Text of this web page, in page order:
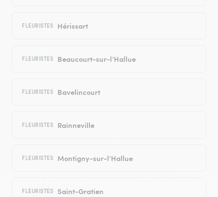
FLEURISTES Hérissart
FLEURISTES Beaucourt-sur-l’Hallue
FLEURISTES Bavelincourt
FLEURISTES Rainneville
FLEURISTES Montigny-sur-l’Hallue
FLEURISTES Saint-Gratien